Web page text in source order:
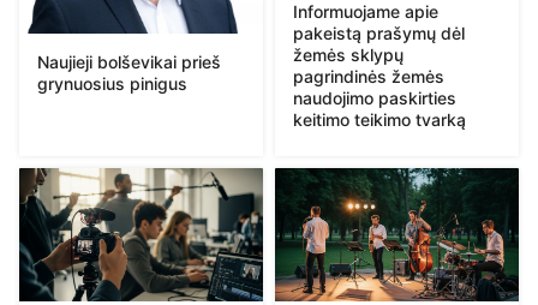
Naujieji bolševikai prieš
grynuosius pinigus
Informuojame apie
pakeistą prašymų dėl
žemės sklypų
pagrindinės žemės
naudojimo paskirties
keitimo teikimo tvarką